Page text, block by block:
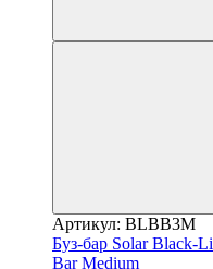
Артикул: BLBB3M
Буз-бар Solar Black-
Bar Medium